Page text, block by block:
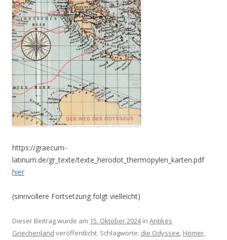
https://graecum-
latinum.de/gr_texte/texte_herodot_thermopylen_karten.pdf
hier
(sinnvollere Fortsetzung folgt vielleicht)
Dieser Beitrag wurde am 15. Oktober 2024in Antikes
Griechenland veröffentlicht. Schlagworte: die Odyssee, Homer,